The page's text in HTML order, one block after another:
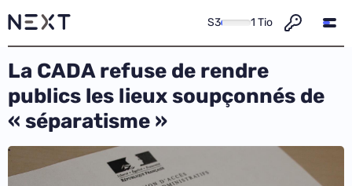
S3 1 Tio
La CADA refuse de rendre
publics les lieux soupçonnés de
« séparatisme »